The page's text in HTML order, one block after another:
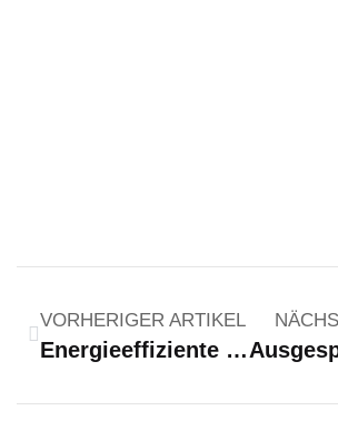
VORHERIGER ARTIKEL
Energieeffiziente Elektroinstallation im Haus